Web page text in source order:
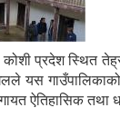
कोशी प्रदेश स्थित
यस गाउँपालिकाको
ऐतिहासिक